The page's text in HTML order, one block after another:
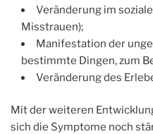
Veränderung im
Misstrauen);
Manifestation der
bestimmte Dingen, zum
Veränderung des
Mit der weiteren
sich die Symptome noch